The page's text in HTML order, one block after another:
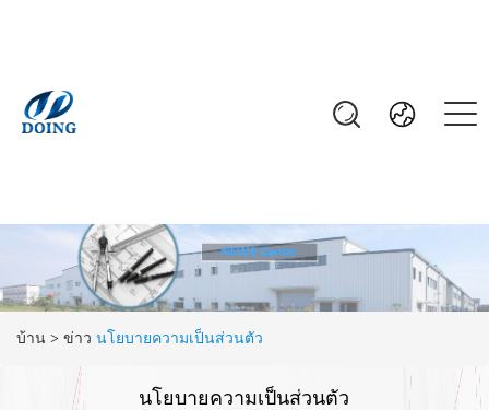
บ้าน > ข่าว นโยบายความเป็นส่วนตัว
นโยบายความเป็นส่วนตัว